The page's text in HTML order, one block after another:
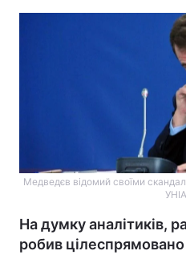
Медведєв відомий своїми
На думку аналітиків,
робив